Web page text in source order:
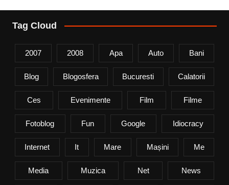
Tag Cloud
2007 2008 Apa Auto Bani
Blog Blogosfera Bucuresti Calatorii
Ces Evenimente Film Filme
Fotoblog Fun Google Idiocracy
Internet It Mare Mașini Me
Media Muzica Net News